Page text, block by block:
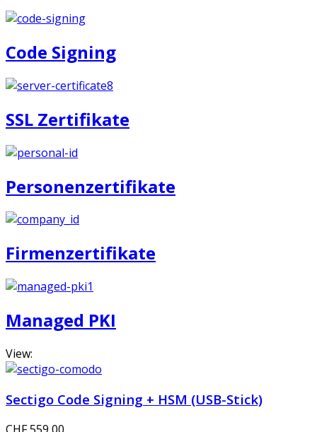
Code Signing
SSL Zertifikate
Personenzertifikate
Firmenzertifikate
Managed PKI
View:
Sectigo Code Signing + HSM (USB-Stick)
CHF 559,00